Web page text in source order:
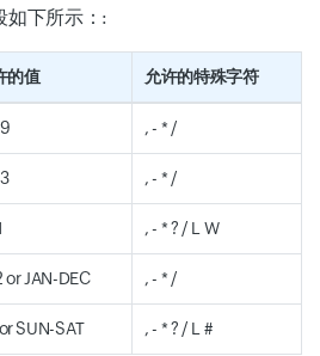
如下所示：:
的值 允许的特殊字符
, - * /
, - * /
, - * ? / L W
or JAN-DEC , - * /
SUN-SAT , - * ? / L #